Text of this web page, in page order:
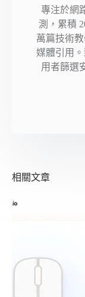
專注於網
測，累積
萬篇技術
媒體引用
用者篩選
相關文章